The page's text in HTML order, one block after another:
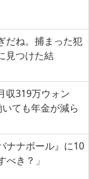
だね。捕まった犯
見つけた結
収319万ウォン
ても年金が減ら
ナナボール』に10
き？」